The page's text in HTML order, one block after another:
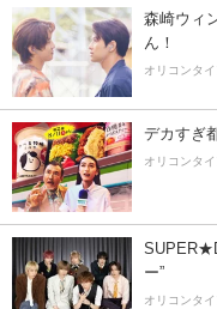
森崎ウィ
ん！
オリコンタ
デカすぎ
オリコンタ
ー”
オリコンタ